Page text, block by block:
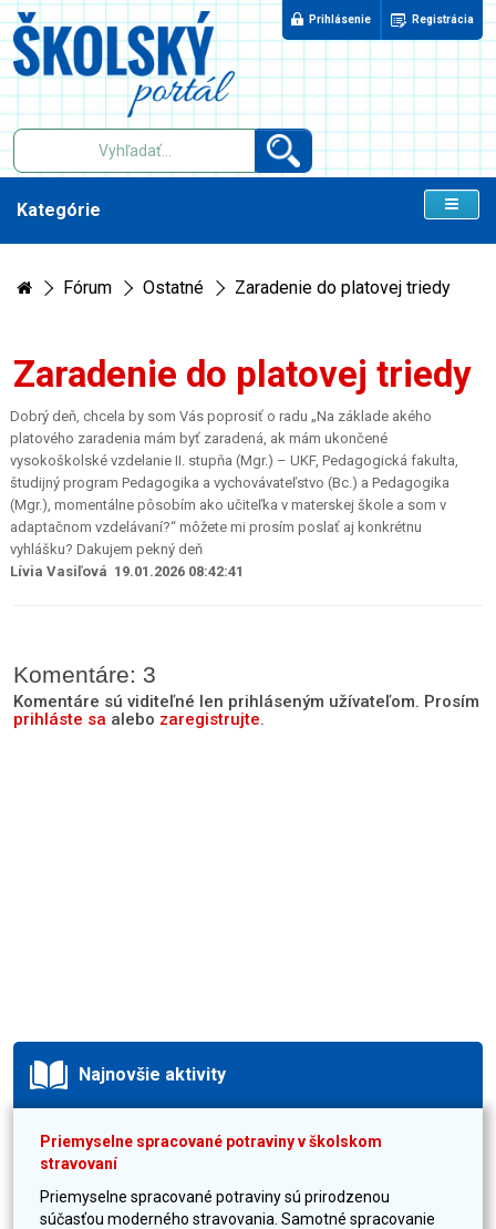
Prihlásenie Registrácia
Kategórie
Fórum Ostatné Zaradenie do platovej triedy
Zaradenie do platovej triedy
Dobrý deň, chcela by som Vás poprosiť o radu „Na základe akého
platového zaradenia mám byť zaradená, ak mám ukončené
vysokoškolské vzdelanie II. stupňa (Mgr.) – UKF, Pedagogická fakulta,
študijný program Pedagogika a vychovávateľstvo (Bc.) a Pedagogika
(Mgr.), momentálne pôsobím ako učiteľka v materskej škole a som v
adaptačnom vzdelávaní?“ môžete mi prosím poslať aj konkrétnu
vyhlášku? Dakujem pekný deň
Lívia Vasiľová 19.01.2026 08:42:41
Komentáre: 3
Komentáre sú viditeľné len prihláseným užívateľom. Prosím
prihláste sa alebo zaregistrujte.
Najnovšie aktivity
Priemyselne spracované potraviny v školskom
stravovaní
Priemyselne spracované potraviny sú prirodzenou
súčasťou moderného stravovania. Samotné spracovanie